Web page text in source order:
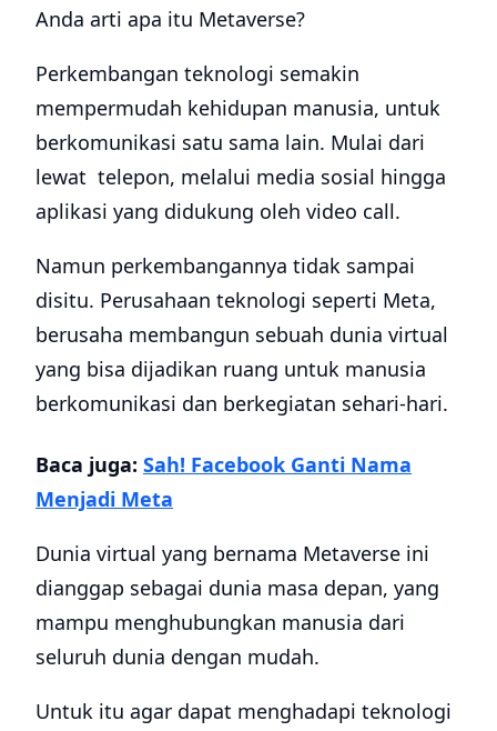
Anda arti apa itu Metaverse?
Perkembangan teknologi semakin
mempermudah kehidupan manusia, untuk
berkomunikasi satu sama lain. Mulai dari
lewat telepon, melalui media sosial hingga
aplikasi yang didukung oleh video call.
Namun perkembangannya tidak sampai
disitu. Perusahaan teknologi seperti Meta,
berusaha membangun sebuah dunia virtual
yang bisa dijadikan ruang untuk manusia
berkomunikasi dan berkegiatan sehari-hari.
Baca juga: Sah! Facebook Ganti Nama
Menjadi Meta
Dunia virtual yang bernama Metaverse ini
dianggap sebagai dunia masa depan, yang
mampu menghubungkan manusia dari
seluruh dunia dengan mudah.
Untuk itu agar dapat menghadapi teknologi